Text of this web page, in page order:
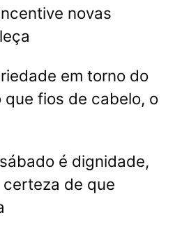
novas
em torno do
que fios de cabelo, o
é dignidade,
de que